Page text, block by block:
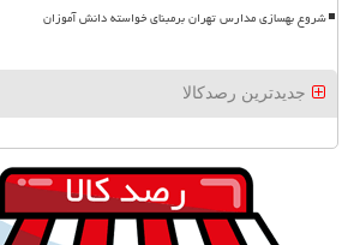
شروع بهسازی مدارس تهران برمبنای خواسته دانش آموزان
جدیدترین رصدکالا